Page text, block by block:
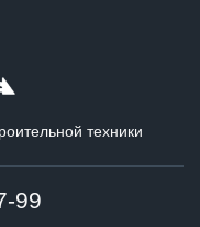
техники
99